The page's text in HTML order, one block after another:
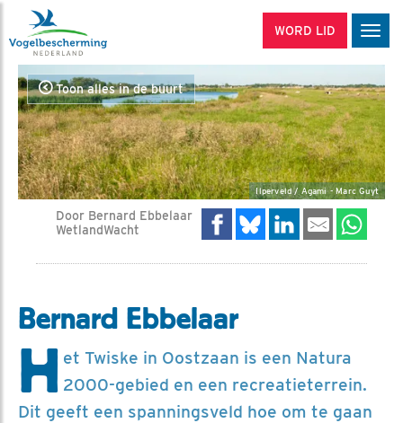
WORD LID
Toon alles in de buurt
Ilperveld / Agami - Marc Guyt
Door Bernard Ebbelaar
WetlandWacht
Bernard Ebbelaar
H et Twiske in Oostzaan is een Natura
2000-gebied en een recreatieterrein.
Dit geeft een spanningsveld hoe om te gaan